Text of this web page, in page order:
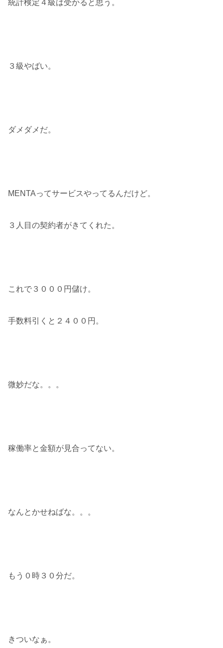
統計検定４級は受かると思う。
３級やばい。
ダメダメだ。
MENTAってサービスやってるんだけど。
３人目の契約者がきてくれた。
これで３０００円儲け。
手数料引くと２４００円。
微妙だな。。。
稼働率と金額が見合ってない。
なんとかせねばな。。。
もう０時３０分だ。
きついなぁ。